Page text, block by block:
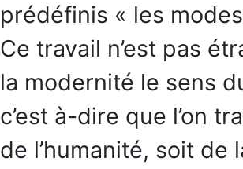
prédéfinis « les
Ce travail n’est pas
la modernité le sens
c’est à-dire que l’on
de l’humanité, soit de